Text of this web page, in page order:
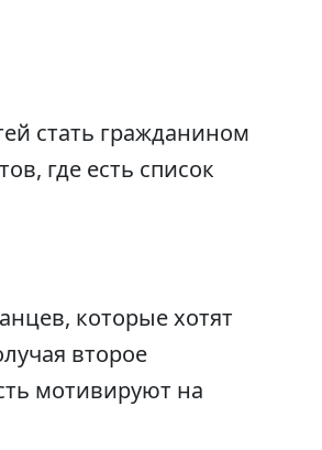
стать гражданином
где есть список
которые хотят
второе
мотивируют на